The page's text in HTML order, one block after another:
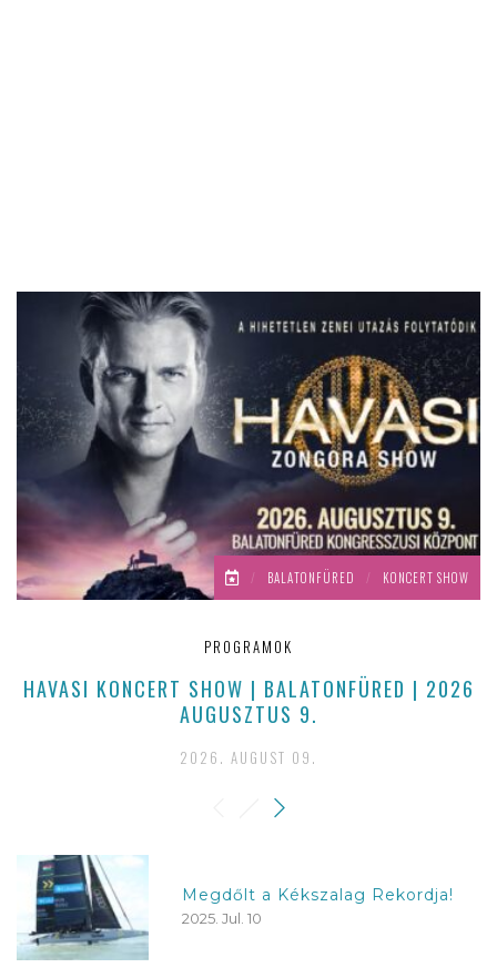
/ BALATONFÜRED / KONCERT SHOW
PROGRAMOK
HAVASI KONCERT SHOW | BALATONFÜRED | 2026
AUGUSZTUS 9.
2026. AUGUST 09.
Megdőlt a Kékszalag Rekordja!
2025. Jul. 10